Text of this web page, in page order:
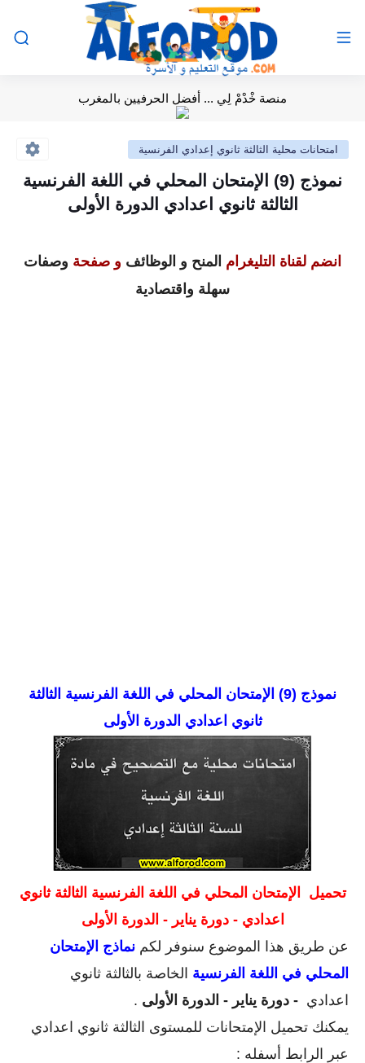
منصة خْدْمْ لِي ... أفضل الحرفيين بالمغرب
امتحانات محلية الثالثة ثانوي إعدادي الفرنسية
نموذج (9) الإمتحان المحلي في اللغة الفرنسية
الثالثة ثانوي اعدادي الدورة الأولى
انضم لقناة التليغرام المنح و الوظائف و صفحة وصفات
سهلة واقتصادية
نموذج (9) الإمتحان المحلي في اللغة الفرنسية الثالثة
ثانوي اعدادي الدورة الأولى
تحميل
الإمتحان المحلي في اللغة الفرنسية الثالثة ثانوي
اعدادي - دورة يناير - الدورة الأولى
عن طريق هذا الموضوع سنوفر لكم نماذج الإمتحان
المحلي في اللغة الفرنسية الخاصة بالثالثة ثانوي
اعدادي - دورة يناير - الدورة الأولى .
يمكنك تحميل الإمتحانات للمستوى الثالثة ثانوي اعدادي
عبر الرابط أسفله :